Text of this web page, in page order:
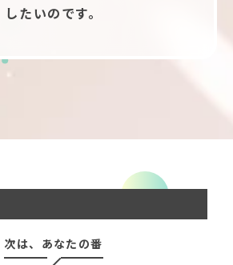
したいのです。
次は、あなたの番